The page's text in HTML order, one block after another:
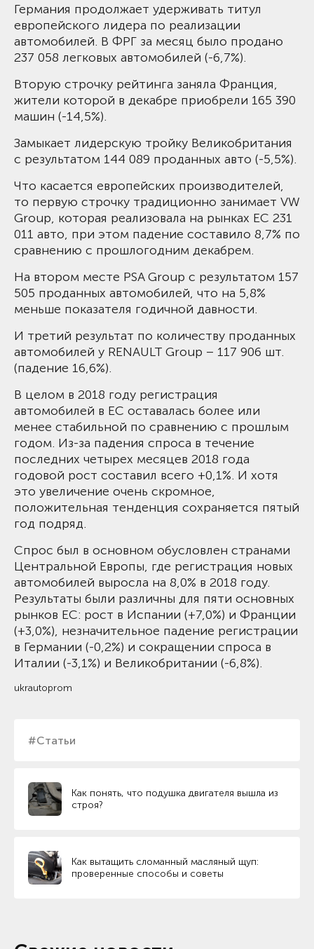
#Статьи
Как понять, что подушка двигателя вышла из
строя?
Как вытащить сломанный масляный щуп:
проверенные способы и советы
Германия продолжает удерживать титул
европейского лидера по реализации
автомобилей. В ФРГ за месяц было продано
237 058 легковых автомобилей (-6,7%).
Вторую строчку рейтинга заняла Франция,
жители которой в декабре приобрели 165 390
машин (-14,5%).
Замыкает лидерскую тройку Великобритания
с результатом 144 089 проданных авто (-5,5%).
Что касается европейских производителей,
то первую строчку традиционно занимает VW
Group, которая реализовала на рынках ЕС 231
011 авто, при этом падение составило 8,7% по
сравнению с прошлогодним декабрем.
На втором месте PSA Group с результатом 157
505 проданных автомобилей, что на 5,8%
меньше показателя годичной давности.
И третий результат по количеству проданных
автомобилей у RENAULT Group – 117 906 шт.
(падение 16,6%).
В целом в 2018 году регистрация
автомобилей в ЕС оставалась более или
менее стабильной по сравнению с прошлым
годом. Из-за падения спроса в течение
последних четырех месяцев 2018 года
годовой рост составил всего +0,1%. И хотя
это увеличение очень скромное,
положительная тенденция сохраняется пятый
год подряд.
Спрос был в основном обусловлен странами
Центральной Европы, где регистрация новых
автомобилей выросла на 8,0% в 2018 году.
Результаты были различны для пяти основных
рынков ЕС: рост в Испании (+7,0%) и Франции
(+3,0%), незначительное падение регистрации
в Германии (-0,2%) и сокращении спроса в
Италии (-3,1%) и Великобритании (-6,8%).
ukrautoprom